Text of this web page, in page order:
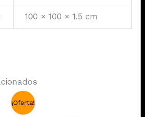
100 × 100 × 1.5 cm
¡Oferta!